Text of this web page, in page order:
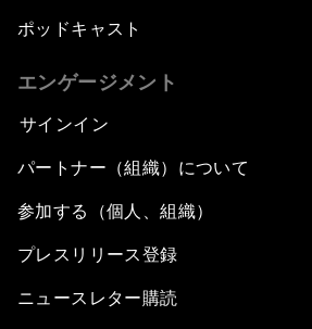
ポッドキャスト
エンゲージメント
サインイン
パートナー（組織）について
参加する（個人、組織）
プレスリリース登録
ニュースレター購読